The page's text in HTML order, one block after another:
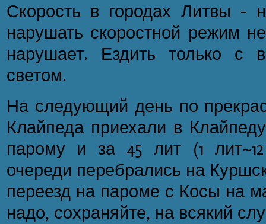
Скорость в городах Литвы -
нарушать скоростной режим
нарушает. Ездить только с
светом.
На следующий день по
Клайпеда приехали в
парому и за 45 лит (1
очереди перебрались на
переезд на пароме с Косы на
надо, сохраняйте, на всякий